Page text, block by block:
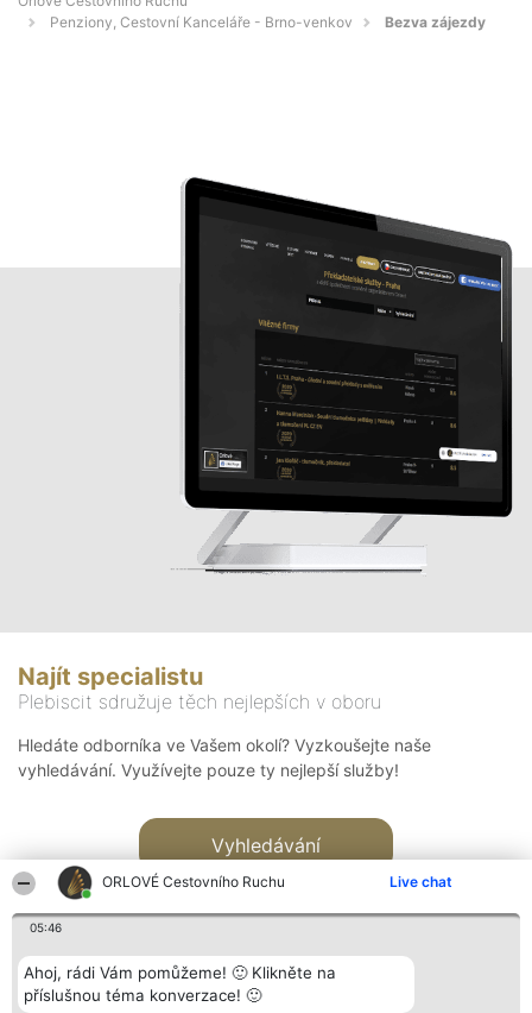
ORLOVÉ Cestovního Ruchu Live chat
05:46
Ahoj, rádi Vám pomůžeme! 🙂 Klikněte na
příslušnou téma konverzace! 🙂
Penziony, Cestovní Kanceláře - Brno-venkov
Bezva zájezdy
Najít specialistu
Plebiscit sdružuje těch nejlepších v oboru
Hledáte odborníka ve Vašem okolí? Vyzkoušejte naše
vyhledávání. Využívejte pouze ty nejlepší služby!
Vyhledávání